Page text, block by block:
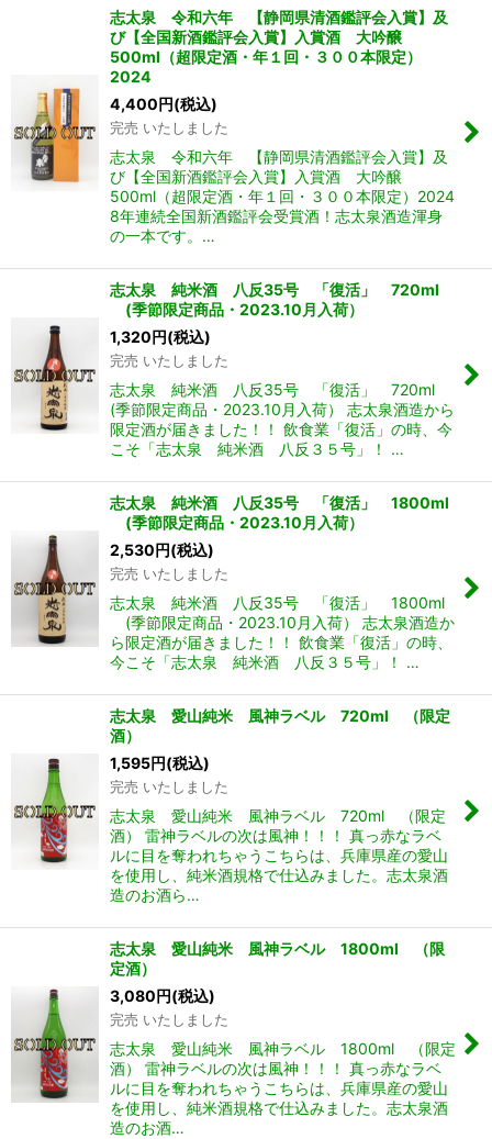
志太泉 令和六年 【静岡県清酒鑑評会入賞】及
び【全国新酒鑑評会入賞】入賞酒 大吟醸
500ml（超限定酒・年１回・３００本限定）
2024
4,400円(税込)
完売 いたしました
志太泉 令和六年 【静岡県清酒鑑評会入賞】及
び【全国新酒鑑評会入賞】入賞酒 大吟醸
500ml（超限定酒・年１回・３００本限定）2024
8年連続全国新酒鑑評会受賞酒！志太泉酒造渾身
の一本です。…
志太泉 純米酒 八反35号 「復活」 720ml
(季節限定商品・2023.10月入荷）
1,320円(税込)
完売 いたしました
志太泉 純米酒 八反35号 「復活」 720ml
(季節限定商品・2023.10月入荷） 志太泉酒造から
限定酒が届きました！！ 飲食業「復活」の時、今
こそ「志太泉 純米酒 八反３５号」！ …
志太泉 純米酒 八反35号 「復活」 1800ml
(季節限定商品・2023.10月入荷）
2,530円(税込)
完売 いたしました
志太泉 純米酒 八反35号 「復活」 1800ml
(季節限定商品・2023.10月入荷） 志太泉酒造か
ら限定酒が届きました！！ 飲食業「復活」の時、
今こそ「志太泉 純米酒 八反３５号」！ …
志太泉 愛山純米 風神ラベル 720ml （限定
酒）
1,595円(税込)
完売 いたしました
志太泉 愛山純米 風神ラベル 720ml （限定
酒） 雷神ラベルの次は風神！！！ 真っ赤なラベ
ルに目を奪われちゃうこちらは、兵庫県産の愛山
を使用し、純米酒規格で仕込みました。志太泉酒
造のお酒ら…
志太泉 愛山純米 風神ラベル 1800ml （限
定酒）
3,080円(税込)
完売 いたしました
志太泉 愛山純米 風神ラベル 1800ml （限定
酒） 雷神ラベルの次は風神！！！ 真っ赤なラベ
ルに目を奪われちゃうこちらは、兵庫県産の愛山
を使用し、純米酒規格で仕込みました。志太泉酒
造のお酒…